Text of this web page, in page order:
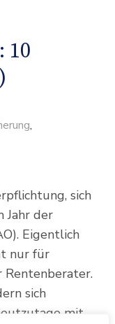
10
,
sich
Jahr der
Eigentlich
nur für
Rentenberater.
sich
mit